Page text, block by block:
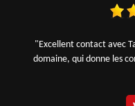
"Excellent contact avec
domaine, qui donne les